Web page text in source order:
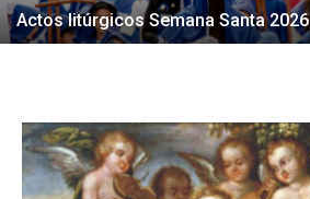
Actos litúrgicos Semana Santa 2026